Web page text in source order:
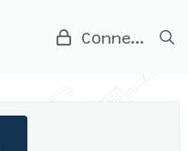
Connexion